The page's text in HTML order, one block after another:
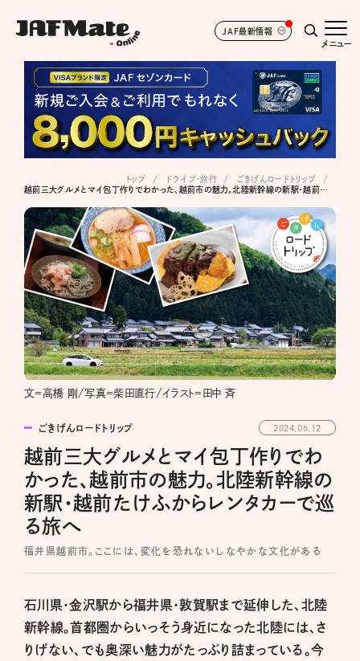
JAF最新情報
メニュー
トップ ドライブ･旅行
ごきげんロードトリップ
越前三大グルメとマイ包丁作りでわかった、越前市の魅力。北陸新幹線の新駅・越前たけふからレンタカーで巡る旅へ
文＝高橋 剛/写真＝柴田直行/イラスト＝田中 斉
ごきげんロードトリップ 2024.06.12
越前三大グルメとマイ包丁作りでわ
かった、越前市の魅力。北陸新幹線の
新駅・越前たけふからレンタカーで巡
る旅へ
福井県越前市。ここには、変化を恐れないしなやかな文化がある
石川県・金沢駅から福井県・敦賀駅まで延伸した、北陸
新幹線。首都圏からいっそう身近になった北陸には、さ
りげない、でも奥深い魅力がたっぷり詰まっている。今